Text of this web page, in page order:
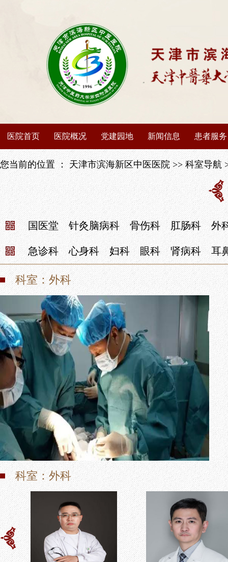
医院首页 医院概况
医院介绍
医院荣誉
领导班子
通知公告
院务公开
部门预决算
党建园地
党建动态
榜样先锋
学习园地
明镜清风
职工之家
青年园地
新闻信息
医院动态
媒体聚焦
媒体矩阵
患者服务
出诊信息
停诊信息
专家介绍
专病门诊
特色技术
就诊服务
健康科普
您当前的位置 ： 天津市滨海新区中医医院>>科室导航
国医堂 针灸脑病科 骨伤科 肛肠科 外
急诊科 心身科 妇科 眼科 肾病科 耳
科室：外科
科室：外科